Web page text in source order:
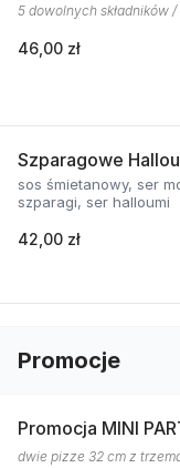
5 dowolnych składników
46,00 zł
Szparagowe
sos śmietanowy, ser
szparagi, ser halloumi
42,00 zł
Promocje
Promocja MINI
dwie pizze 32 cm z